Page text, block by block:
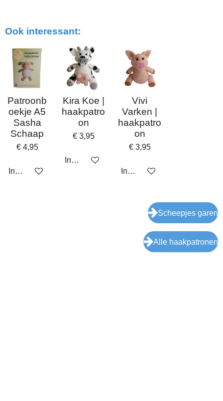
Ook interessant:
Patroonb
oekje A5
Sasha
Schaap
€ 4,95
In winkelwagen
Kira Koe |
haakpatro
on
€ 3,95
In winkelwagen
Vivi
Varken |
haakpatro
on
€ 3,95
In winkelwagen
Scheepjes garen
Alle haakpatronen